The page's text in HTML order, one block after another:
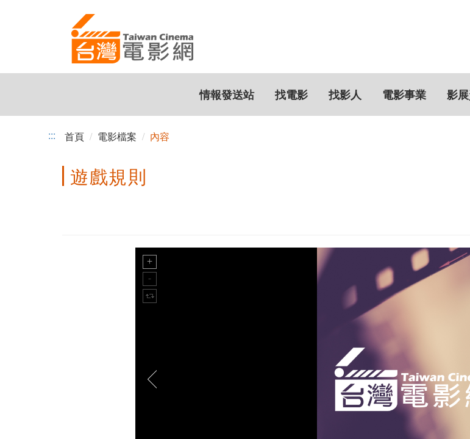
情報發送站 找電影 找影人 電影事業 影
::: 首頁 電影檔案 內容
遊戲規則